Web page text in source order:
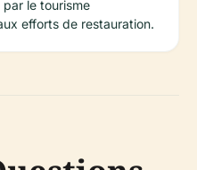
le tourisme
efforts de restauration.